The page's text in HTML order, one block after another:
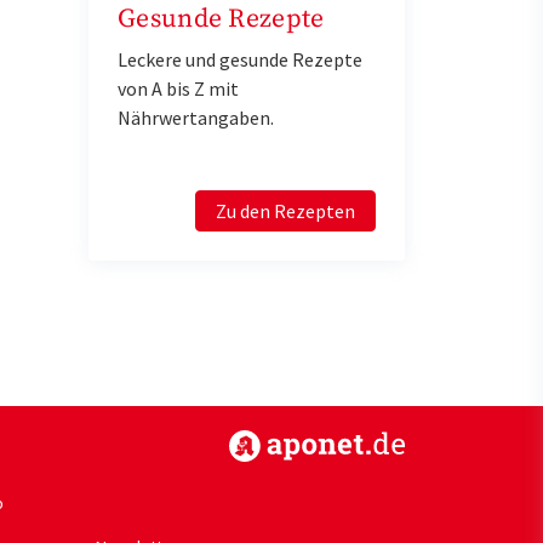
Gesunde Rezepte
Leckere und gesunde Rezepte
von A bis Z mit
Nährwertangaben.
Zu den Rezepten